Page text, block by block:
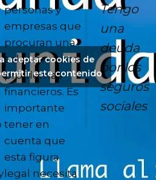
personas y
empresas que
procuran una
solución a sus
problemas
financieros. Es
importante
tener en
cuenta que
esta figura
legal necesita
Tengo
una
deuda
por los
seguros
sociales
aceptar cookies de
este contenido